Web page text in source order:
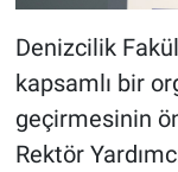
Denizcilik
kapsamlı bir
geçirmesinin
Rektör